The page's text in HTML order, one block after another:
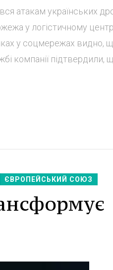
атакам українських
у логістичному
у соцмережах видно,
компанії підтвердили,
ЄВРОПЕЙСЬКИЙ СОЮЗ